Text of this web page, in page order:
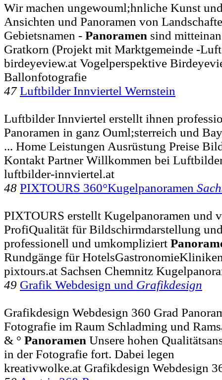
Wir machen ungewouml;hnliche Kunst
Ansichten und Panoramen von
Gebietsnamen - Panoramen sind
Gratkorn (Projekt mit Marktgemeinde -
birdeyeview.at Vogelperspektive
Ballonfotografie
47 Luftbilder Innviertel Wernstein
Luftbilder Innviertel erstellt ihnen
Panoramen in ganz Ouml;sterreich und
... Home Leistungen Ausrüstung Preise
Kontakt Partner Willkommen bei
luftbilder-innviertel.at
48 PIXTOURS 360°Kugelpanoramen
PIXTOURS erstellt Kugelpanoramen und
ProfiQualität für Bildschirmdarstellung
professionell und umkompliziert
Rundgänge für
pixtours.at Sachsen Chemnitz
49 Grafik Webdesign und Grafikdesign
Grafikdesign Webdesign 360 Grad
Fotografie im Raum Schladming und
& ° Panoramen Unsere hohen
in der Fotografie fort. Dabei legen
kreativwolke.at Grafikdesign Webdesign